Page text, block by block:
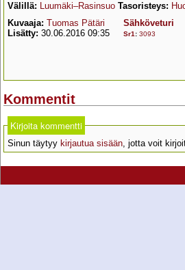
Välillä: Luumäki–Rasinsuo Tasoristeys:
Kuvaaja: Tuomas Pätäri
Lisätty: 30.06.2016 09:35
Sähköveturi
Sr1 : 3093
Kommentit
Kirjoita kommentti
Sinun täytyy kirjautua sisään, jotta voit